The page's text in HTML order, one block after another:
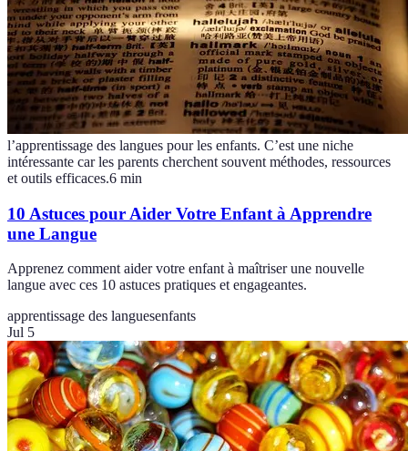
l’apprentissage des langues pour les enfants. C’est une niche
intéressante car les parents cherchent souvent méthodes, ressources
et outils efficaces.6 min
10 Astuces pour Aider Votre Enfant à Apprendre
une Langue
Apprenez comment aider votre enfant à maîtriser une nouvelle
langue avec ces 10 astuces pratiques et engageantes.
apprentissage des languesenfants
Jul 5